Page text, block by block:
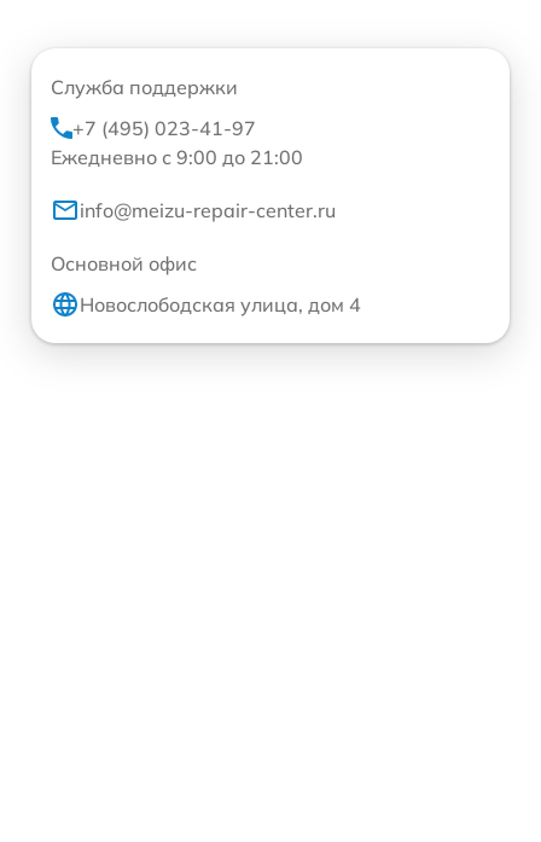
Служба поддержки
+7 (495) 023-41-97
Ежедневно с 9:00 до 21:00
info@meizu-repair-center.ru
Основной офис
Новослободская улица, дом 4